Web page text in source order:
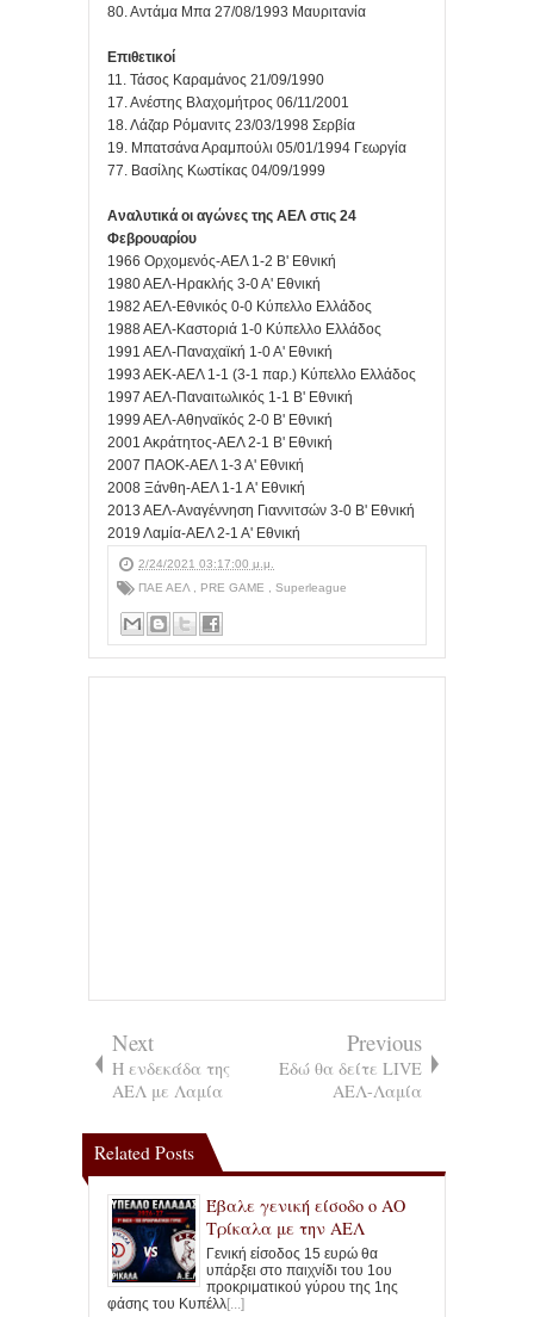
80. Αντάμα Μπα 27/08/1993 Μαυριτανία
Επιθετικοί
11. Τάσος Καραμάνος 21/09/1990
17. Ανέστης Βλαχομήτρος 06/11/2001
18. Λάζαρ Ρόμανιτς 23/03/1998 Σερβία
19. Μπατσάνα Αραμπούλι 05/01/1994 Γεωργία
77. Βασίλης Κωστίκας 04/09/1999
Αναλυτικά οι αγώνες της ΑΕΛ στις 24
Φεβρουαρίου
1966 Ορχομενός-ΑΕΛ 1-2 Β' Εθνική
1980 ΑΕΛ-Ηρακλής 3-0 Α' Εθνική
1982 ΑΕΛ-Εθνικός 0-0 Κύπελλο Ελλάδος
1988 ΑΕΛ-Καστοριά 1-0 Κύπελλο Ελλάδος
1991 ΑΕΛ-Παναχαϊκή 1-0 Α' Εθνική
1993 ΑΕΚ-ΑΕΛ 1-1 (3-1 παρ.) Κύπελλο Ελλάδος
1997 ΑΕΛ-Παναιτωλικός 1-1 Β' Εθνική
1999 ΑΕΛ-Αθηναϊκός 2-0 Β' Εθνική
2001 Ακράτητος-ΑΕΛ 2-1 Β' Εθνική
2007 ΠΑΟΚ-ΑΕΛ 1-3 Α' Εθνική
2008 Ξάνθη-ΑΕΛ 1-1 Α' Εθνική
2013 ΑΕΛ-Αναγέννηση Γιαννιτσών 3-0 Β' Εθνική
2019 Λαμία-ΑΕΛ 2-1 Α' Εθνική
2/24/2021 03:17:00 μ.μ.
ΠΑΕ ΑΕΛ
PRE GAME Superleague
Next
Η ενδεκάδα της
ΑΕΛ με Λαμία
Previous
Εδώ θα δείτε LIVE
ΑΕΛ-Λαμία
Related Posts
Έβαλε γενική είσοδο ο ΑΟ
Τρίκαλα με την ΑΕΛ
Γενική είσοδος 15 ευρώ θα
υπάρξει στο παιχνίδι του 1ου
προκριματικού γύρου της 1ης
φάσης του Κυπέλλ[...]